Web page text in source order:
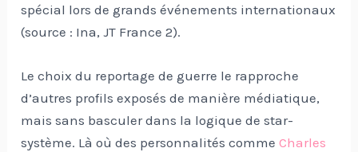
spécial lors de grands événements internationaux
(source : Ina, JT France 2).
Le choix du reportage de guerre le rapproche
d’autres profils exposés de manière médiatique,
mais sans basculer dans la logique de star-
système. Là où des personnalités commeCharles